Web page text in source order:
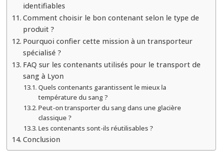
identifiables
Comment choisir le bon contenant selon le type de
produit ?
Pourquoi confier cette mission à un transporteur
spécialisé ?
FAQ sur les contenants utilisés pour le transport de
sang à Lyon
Quels contenants garantissent le mieux la
température du sang ?
Peut-on transporter du sang dans une glacière
classique ?
Les contenants sont-ils réutilisables ?
Conclusion